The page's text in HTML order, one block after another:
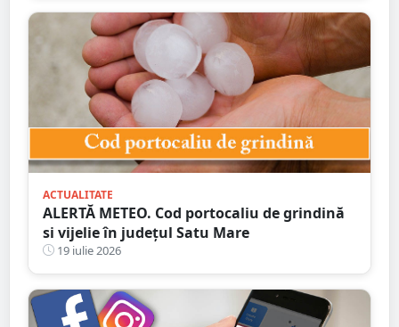
ACTUALITATE
ALERTĂ METEO. Cod portocaliu de grindină
si vijelie în județul Satu Mare
19 iulie 2026